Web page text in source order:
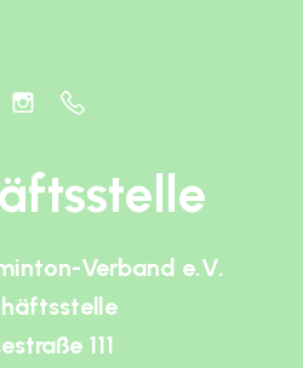
Verband e.V.
111